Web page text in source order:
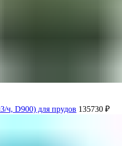
ч, D900) для прудов 135730 ₽